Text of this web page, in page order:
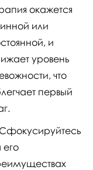
окажется
или
и
уровень
что
первый
Сфокусируйтесь
его